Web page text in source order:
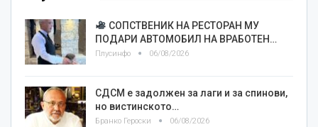
СОПСТВЕНИК НА РЕСТОРАН МУ
ПОДАРИ АВТОМОБИЛ НА ВРАБОТЕН…
Плусинфо 06/08/2026
СДСМ е задолжен за лаги и за спинови,
но вистинското…
Бранко Героски 06/08/2026